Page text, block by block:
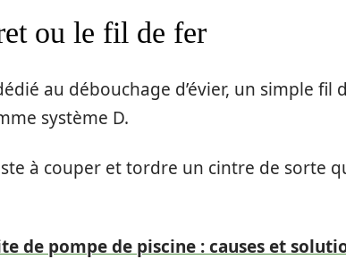
ou le fil de fer
au débouchage d’évier, un simple fil
système D.
à couper et tordre un cintre de sorte
de pompe de piscine : causes et